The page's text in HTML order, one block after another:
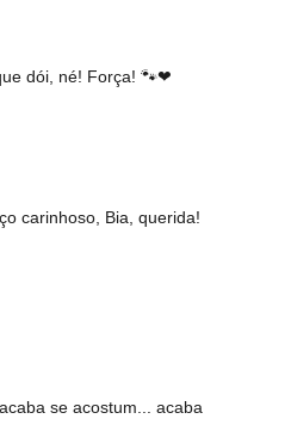
dói, né! Força! 🐾❤
carinhoso, Bia, querida!
se acostum... acaba